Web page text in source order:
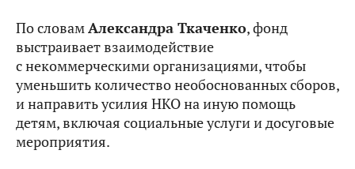
По словамАлександра Ткаченко, фонд
выстраивает взаимодействие
с некоммерческими организациями, чтобы
уменьшить количество необоснованных сборов,
и направить усилия НКО на иную помощь
детям, включая социальные услуги и досуговые
мероприятия.